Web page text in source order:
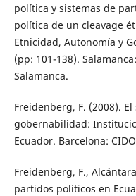
política y sistemas de
política de un cleavage
Etnicidad, Autonomía y
(pp: 101-138).
Salamanca.
Freidenberg, F. (2008).
gobernabilidad:
Ecuador. Barcelona:
Freidenberg, F.,
partidos políticos en